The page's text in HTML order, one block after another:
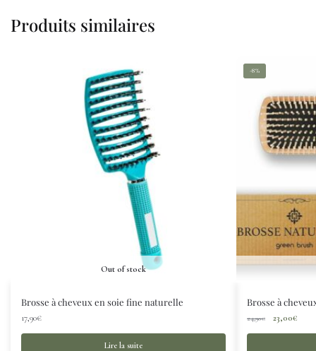
Produits similaires
Out of stock
Brosse à cheveux en soie fine naturelle
17,90€
Lire la suite
-8%
Brosse à
24,90€ 23,00€